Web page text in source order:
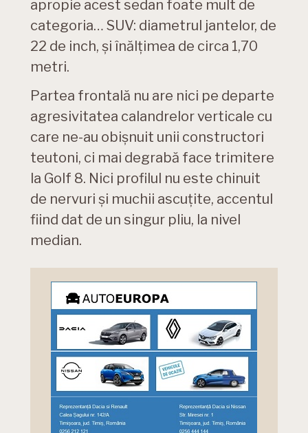
apropie acest sedan foate mult de
categoria… SUV: diametrul jantelor, de
22 de inch, și înălțimea de circa 1,70
metri.
Partea frontală nu are nici pe departe
agresivitatea calandrelor verticale cu
care ne-au obișnuit unii constructori
teutoni, ci mai degrabă face trimitere
la Golf 8. Nici profilul nu este chinuit
de nervuri și muchii ascuțite, accentul
fiind dat de un singur pliu, la nivel
median.